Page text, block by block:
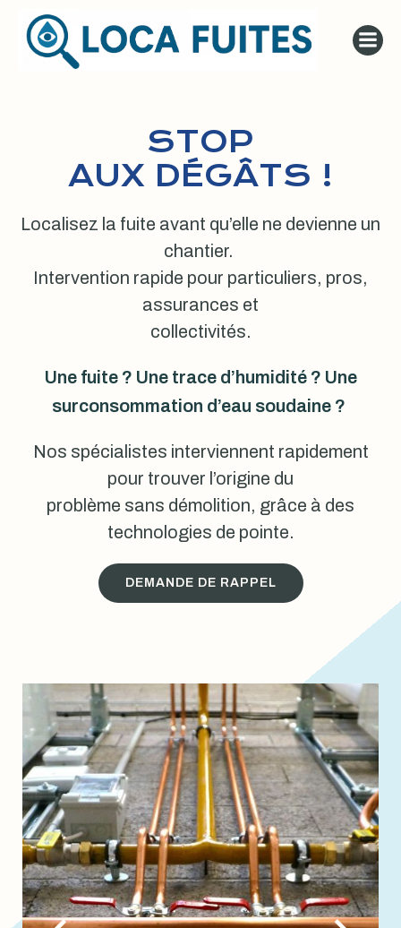
au
contenu
STOP
AUX DÉGÂTS !
Localisez la fuite avant qu’elle ne devienne un
chantier.
Intervention rapide pour particuliers, pros,
assurances et
collectivités.
Une fuite ? Une trace d’humidité ? Une
surconsommation d’eau soudaine ?
Nos spécialistes interviennent rapidement
pour trouver l’origine du
problème sans démolition, grâce à des
technologies de pointe.
DEMANDE DE RAPPEL